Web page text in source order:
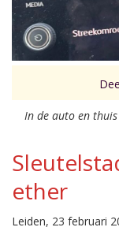
In de auto en
ether
Leiden, 23 februari